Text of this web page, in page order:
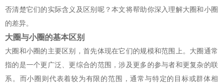
否清楚它们的实际含义及区别呢？本文将帮助你深入理解大圈和小圈
的差异。
大圈与小圈的基本区别
大圈和小圈的主要区别，首先体现在它们的规模和范围上。大圈通常
指的是一个更广泛、更综合的范围，涉及更多的参与者和更复杂的联
系。而小圈则代表着较为有限的范围，通常与特定的目标或群体相